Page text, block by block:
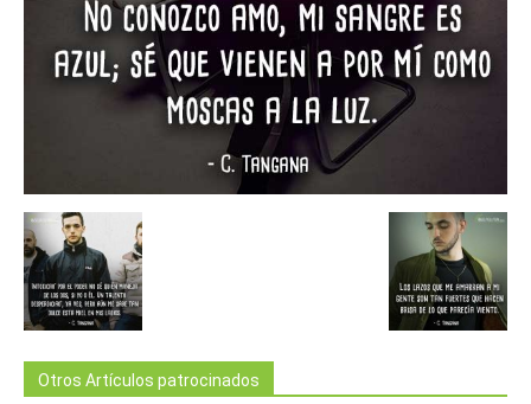
Otros Artículos patrocinados